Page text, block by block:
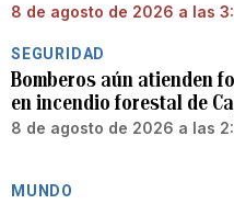
8 de agosto de 2026 a las
SEGURIDAD
Bomberos aún atienden
en incendio forestal de
8 de agosto de 2026 a las
MUNDO